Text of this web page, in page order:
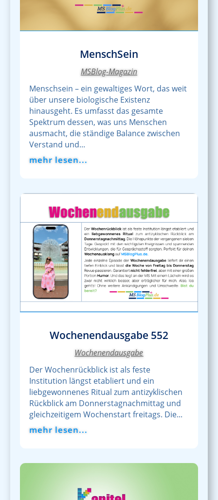
MenschSein
MSBlog-Magazin
Menschsein – ein gewaltiges Wort, das weit
über unsere biologische Existenz
hinausgeht. Es umfasst das gesamte
Spektrum dessen, was uns Menschen
ausmacht, die ständige Balance zwischen
Verstand und...
mehr lesen...
Wochenendausgabe 552
Wochenendausgabe
Der Wochenrückblick ist als feste
Institution längst etabliert und ein
liebgewonnenes Ritual zum antizyklischen
Rückblick am Donnerstagnachmittag und
gleichzeitigem Wochenstart freitags. Die...
mehr lesen...